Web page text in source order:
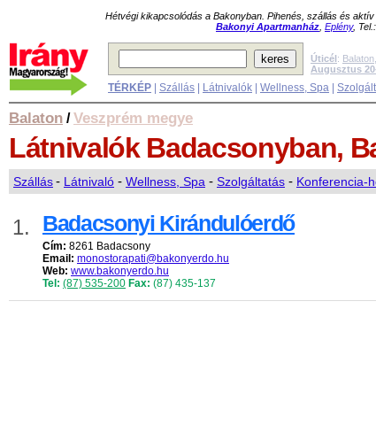
Hétvégi kikapcsolódás a Bakonyban. Pihenés, szállás és
Bakonyi Apartmanház Eplény,
Úticél: Balaton
Augusztus
TÉRKÉP Szállás Látnivalók Wellness, Spa
Balaton /Veszprém megye
Látnivalók Badacsonyban,
Szállás- Látnivaló - Wellness, Spa - Szolgáltatás - Konferencia-
1. Badacsonyi Kirándulóerdő
Cím: 8261 Badacsony
Email: monostorapati@bakonyerdo.hu
Web: www.bakonyerdo.hu
Tel: (87) 535-200 Fax: (87) 435-137